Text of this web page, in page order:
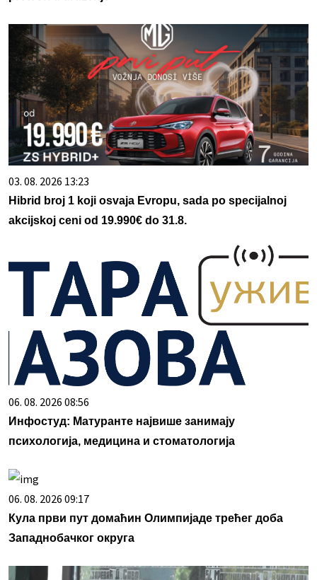
03. 08. 2026 13:23
Hibrid broj 1 koji osvaja Evropu, sada po specijalnoj
akcijskoj ceni od 19.990€ do 31.8.
06. 08. 2026 08:56
Инфостуд: Матуранте највише занимају
психологија, медицина и стоматологија
06. 08. 2026 09:17
Кула први пут домаћин Олимпијаде трећег доба
Западнобачког округа